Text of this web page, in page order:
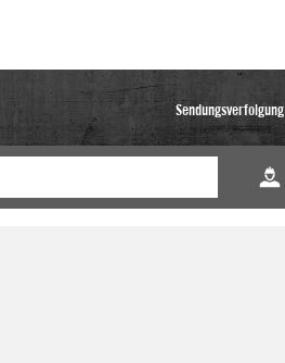
Sendungsverfolgung